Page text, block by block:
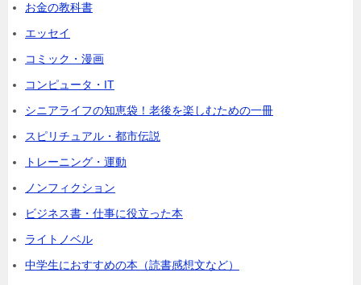
お金の教科書
エッセイ
コミック・漫画
コンピュータ・IT
シニアライフの知恵袋！老後を楽しむための一冊
スピリチュアル・都市伝説
トレーニング・運動
ノンフィクション
ビジネス書・仕事に役立った本
ライトノベル
中学生におすすめの本（読書感想文など）